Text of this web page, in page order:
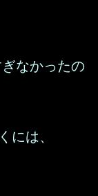
なかったの
には、